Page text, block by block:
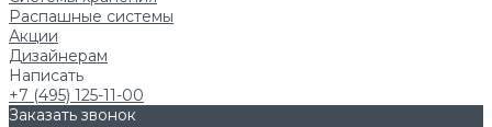
Распашные системы
Акции
Дизайнерам
Написать
+7 (495) 125-11-00
Заказать звонок